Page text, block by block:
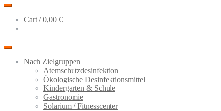
Cart /0,00 €
Nach Zielgruppen
Atemschutzdesinfektion
Ökologische Desinfektionsmittel
Kindergarten & Schule
Gastronomie
Solarium / Fitnesscenter